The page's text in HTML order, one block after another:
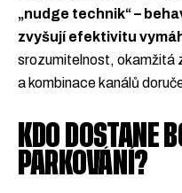
„nudge technik“ –
zvyšují efektivitu
srozumitelnost, okamžitá
a kombinace kanálů
KDO DOSTANE
PARKOVÁNÍ?